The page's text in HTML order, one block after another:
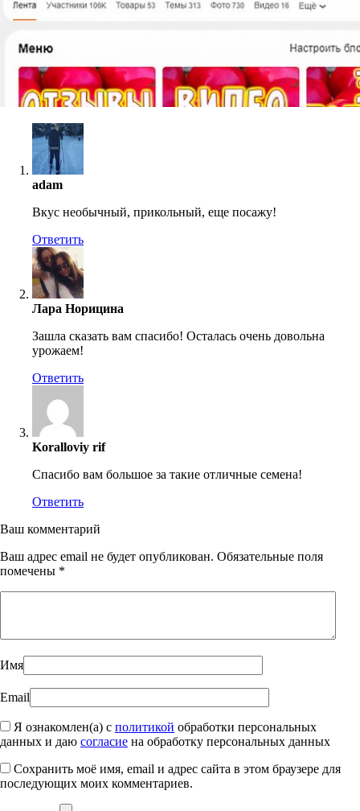
adam
Вкус необычный, прикольный, еще посажу!
Ответить
Лара Норицина
Зашла сказать вам спасибо! Осталась очень довольна
урожаем!
Ответить
Koralloviy rif
Спасибо вам большое за такие отличные семена!
Ответить
Ваш комментарий
Ваш адрес email не будет опубликован. Обязательные поля
помечены *
Имя
Email
Я ознакомлен(а) с политикой обработки персональных
данных и даю согласие на обработку персональных данных
Сохранить моё имя, email и адрес сайта в этом браузере для
последующих моих комментариев.